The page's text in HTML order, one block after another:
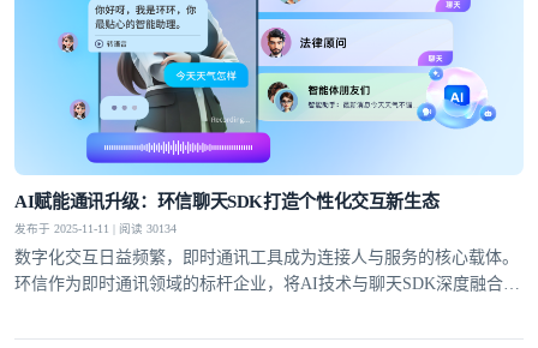
AI赋能通讯升级：环信聊天SDK打造个性化交互新生态
发布于 2025-11-11 | 阅读 30134
数字化交互日益频繁，即时通讯工具成为连接人与服务的核心载体。
环信作为即时通讯领域的标杆企业，将AI技术与聊天SDK深度融合，
供高效开发方案的同时，也为用户带来了更具沉浸感和个性化的交互